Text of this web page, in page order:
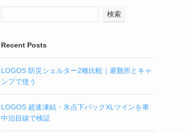
検索
Recent Posts
LOGOS 防災シェルター2種比較｜避難所とキャ
ンプで使う
LOGOS 超速凍結・氷点下パックXLツインを車
中泊目線で検証